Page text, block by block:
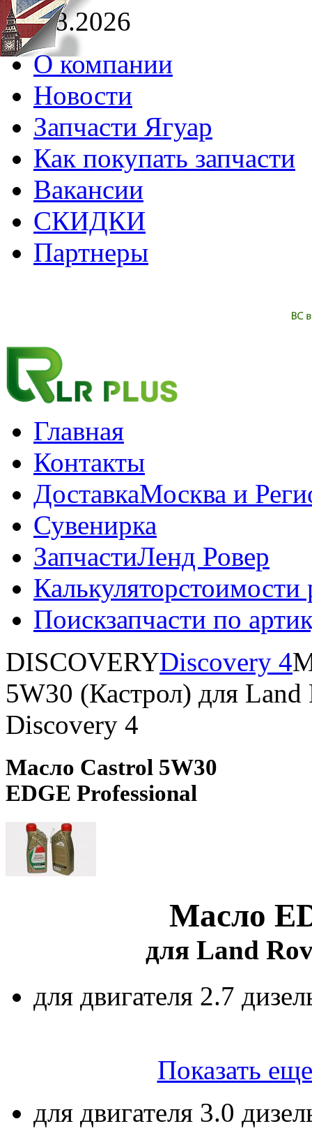
07.08.2026
О компании
Новости
Запчасти Ягуар
Как покупать запчасти
Вакансии
СКИДКИ
Партнеры
Главная
Контакты
ДоставкаМосква и
Сувенирка
ЗапчастиЛенд Ровер
Калькуляторстоимости
Поискзапчасти по
DISCOVERYDiscovery 4
5W30 (Кастрол) для Land
Discovery 4
Масло Castrol 5W30
EDGE Professional
Масло
для Land
для двигателя 2.7
Показать
для двигателя 3.0